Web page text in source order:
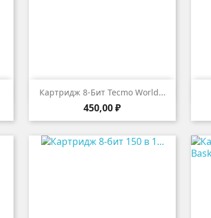
Картридж 8-Бит Tecmo World...
Цена
450,00 ₽
 Быстрый просмотр